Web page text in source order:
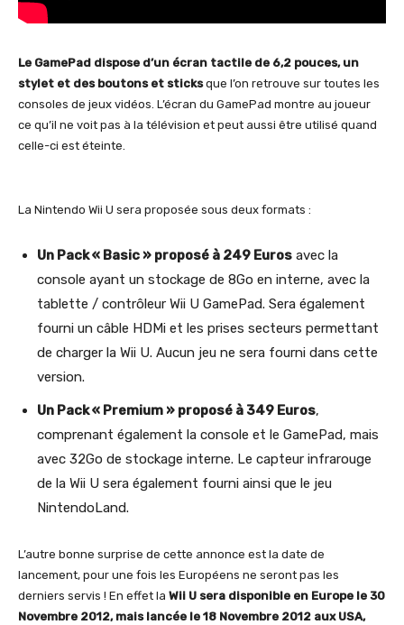
Le GamePad dispose d’un écran tactile de 6,2 pouces, un
stylet et des boutons et sticksque l’on retrouve sur toutes les
consoles de jeux vidéos. L’écran du GamePad montre au joueur
ce qu’il ne voit pas à la télévision et peut aussi être utilisé quand
celle-ci est éteinte.
La Nintendo Wii U sera proposée sous deux formats :
Un Pack « Basic » proposé à 249 Euros avec la
console ayant un stockage de 8Go en interne, avec la
tablette / contrôleur Wii U GamePad. Sera également
fourni un câble HDMi et les prises secteurs permettant
de charger la Wii U. Aucun jeu ne sera fourni dans cette
version.
Un Pack « Premium » proposé à 349 Euros,
comprenant également la console et le GamePad, mais
avec 32Go de stockage interne. Le capteur infrarouge
de la Wii U sera également fourni ainsi que le jeu
NintendoLand.
L’autre bonne surprise de cette annonce est la date de
lancement, pour une fois les Européens ne seront pas les
derniers servis ! En effet la Wii U sera disponible en Europe le 30
Novembre 2012, mais lancée le 18 Novembre 2012 aux USA,